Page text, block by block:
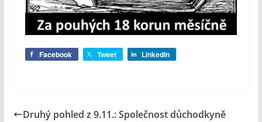
Facebook Tweet LinkedIn
Druhý pohled z 9.11.: Společnost důchodkyně